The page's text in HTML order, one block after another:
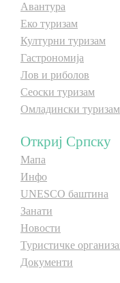
Авантура
Еко туризам
Културни туризам
Гастрономија
Лов и риболов
Сеоски туризам
Омладински туризам
Откриј Српску
Мапа
Инфо
UNESCO баштина
Занати
Новости
Туристичке
Документи